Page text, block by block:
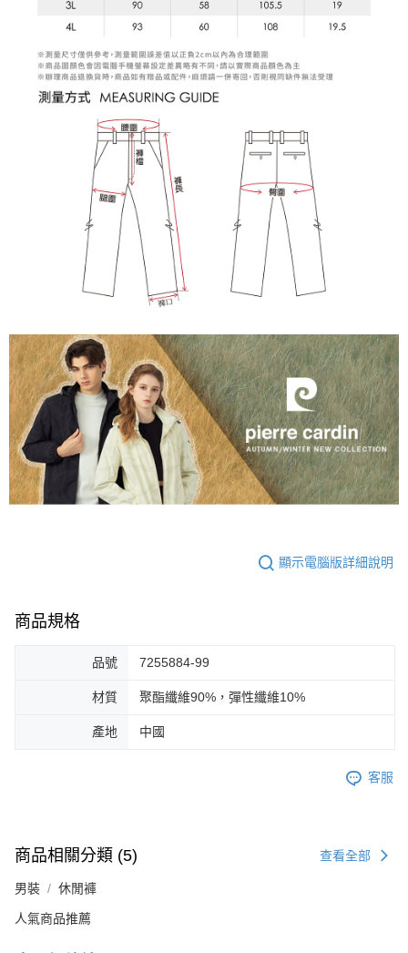
顯示電腦版詳細說明
商品規格
品號 7255884-99
材質 聚酯纖維90%，彈性纖維10%
產地 中國
客服
商品相關分類 (5) 查看全部
男裝 休閒褲
人氣商品推薦